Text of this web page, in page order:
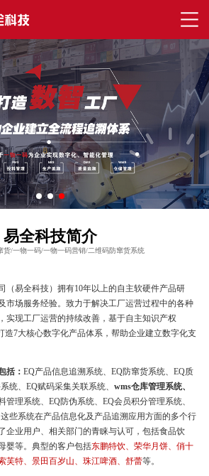
易全科技简介
货/一物一码/一物一码营销/二维码防窜货系统
（易全科技）拥有10年以上的自主软硬件产品研
市场服务经验。致力于解决工厂运营过程中的各种
实现工厂运营的持续改善，基于自主知识产权
造7大核心数字化产品体系，帮助企业建立数字化支
括： EQ产品信息追溯系统、EQ防窜货系统、EQ质
统、EQ赋码采集关联系统、 wms仓库管理系统、
管理系统、EQ防伪系统、EQ会员积分管理系统、
些系统在产品信息化及产品追溯应用方面的多个行
企业用户、相关部门的青睐与认可，包括食品饮
婴等。典型的客户包括东鹏特饮、荣华月饼、俏十
芙特、景田百岁山、珠江啤酒、舒蕾等。